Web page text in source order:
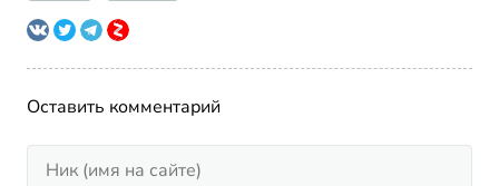
Оставить комментарий